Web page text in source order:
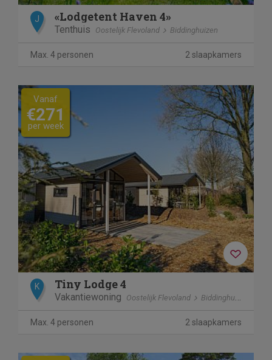
J «Lodgetent Haven 4»
Tenthuis Oostelijk Flevoland Biddinghuizen
Max. 4 personen 2 slaapkamers
Vanaf
€271
per week
K Tiny Lodge 4
Vakantiewoning Oostelijk Flevoland Biddinghuizen
Max. 4 personen 2 slaapkamers